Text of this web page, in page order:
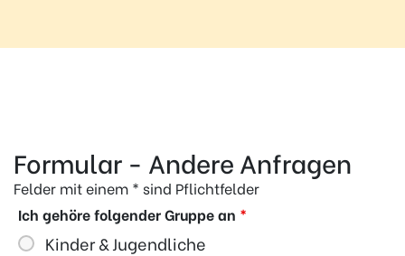
Formular - Andere Anfragen
Felder mit einem * sind Pflichtfelder
Ich gehöre folgender Gruppe an *
Kinder & Jugendliche